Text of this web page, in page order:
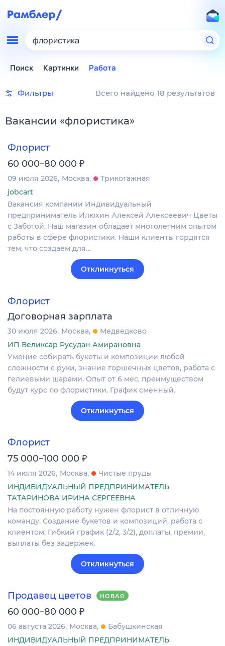
флористика
Поиск Картинки Работа
Фильтры Всего найдено 18 результатов
Вакансии «флористика»
Флорист
60 000–80 000 ₽
09 июля 2026 Москва
Трикотажная
jobcart
Вакансия компании Индивидуальный
предприниматель Илюхин Алексей Алексеевич Цветы
с Заботой. Наш магазин обладает многолетним опытом
работы в сфере флористики. Наши клиенты гордятся
тем, что создаем для…
Откликнуться
Флорист
Договорная зарплата
30 июля 2026 Москва
Медведково
ИП Великсар Русудан Амирановна
Умение собирать букеты и композиции любой
сложности с руки, знание горшечных цветов, работа с
гелиевыми шарами. Опыт от 6 мес, преимуществом
будут курс по флористики. График сменный.
Откликнуться
Флорист
75 000–100 000 ₽
14 июля 2026 Москва
Чистые пруды
ИНДИВИДУАЛЬНЫЙ ПРЕДПРИНИМАТЕЛЬ
ТАТАРИНОВА ИРИНА СЕРГЕЕВНА
На постоянную работу нужен флорист в отличную
команду. Создание букетов и композиций, работа с
клиентом. Гибкий график (2/2, 3/2), доплаты, премии,
выплаты без задержек.
Откликнуться
Продавец цветов НОВАЯ
60 000–80 000 ₽
06 августа 2026 Москва
Бабушкинская
ИНДИВИДУАЛЬНЫЙ ПРЕДПРИНИМАТЕЛЬ